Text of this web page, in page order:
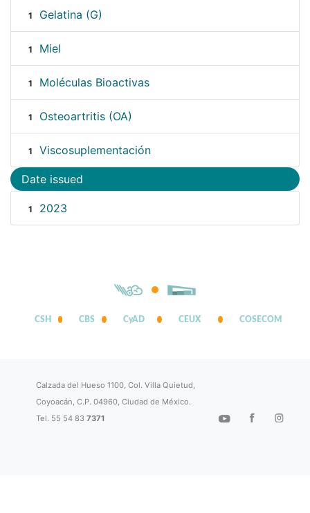
1 Gelatina (G)
1 Miel
1 Moléculas Bioactivas
1 Osteoartritis (OA)
1 Viscosuplementación
Date issued
1 2023
CSH CBS CyAD CEUX COSECOM
Calzada del Hueso 1100, Col. Villa Quietud,
Coyoacán, C.P. 04960, Ciudad de México.
Tel. 55 54 837371